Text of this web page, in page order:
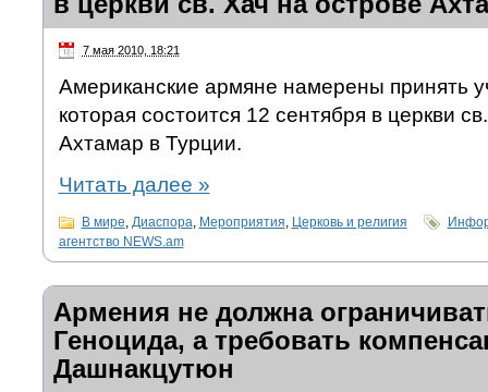
7 мая 2010, 18:21
Американские армяне намерены принять
которая состоится 12 сентября в церкви
Ахтамар в Турции.
Читать далее »
В мире, Диаспора, Мероприятия, Церковь и религия
агентство NEWS.am
Армения не должна
Геноцида, а требовать
Дашнакцутюн